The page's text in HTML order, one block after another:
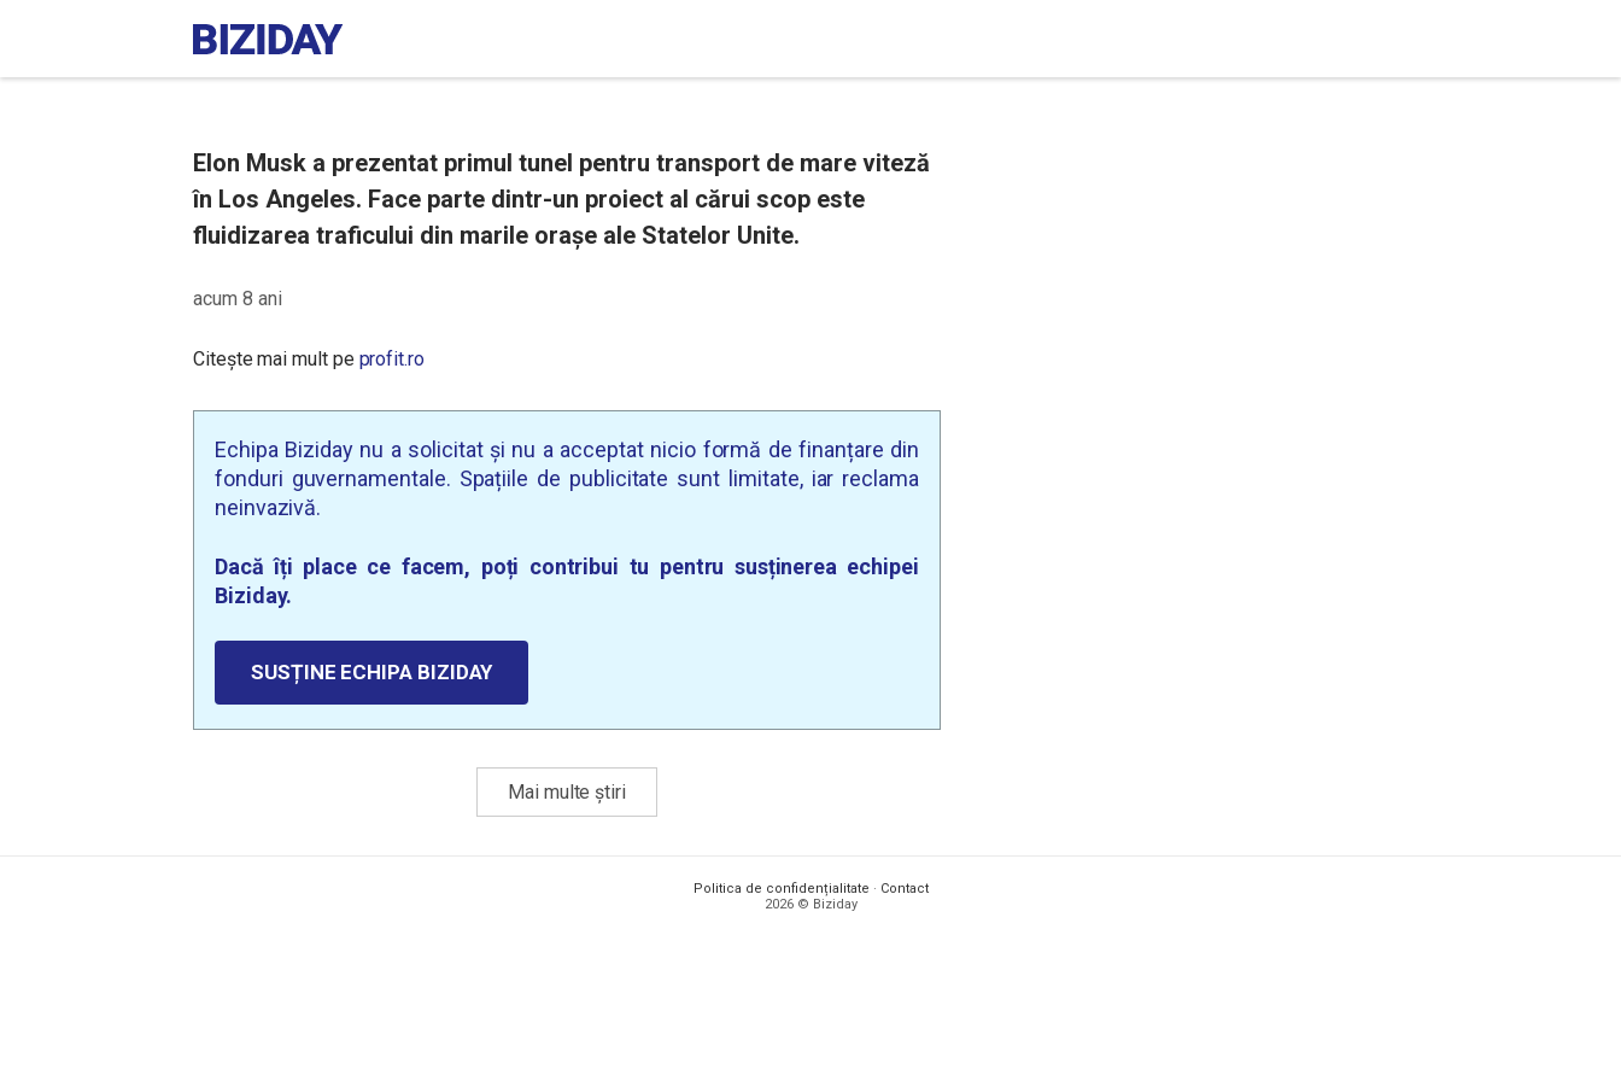
Elon Musk a prezentat primul tunel pentru transport de mare viteză
în Los Angeles. Face parte dintr-un proiect al cărui scop este
fluidizarea traficului din marile orașe ale Statelor Unite.
acum 8 ani
Citește mai mult pe profit.ro
Echipa Biziday nu a solicitat și nu a acceptat nicio formă de finanțare din
fonduri guvernamentale. Spațiile de publicitate sunt limitate, iar reclama
neinvazivă.
Dacă îți place ce facem, poți contribui tu pentru susținerea echipei
Biziday.
SUSȚINE ECHIPA BIZIDAY
Mai multe știri
Politica de confidențialitate · Contact
2026 © Biziday